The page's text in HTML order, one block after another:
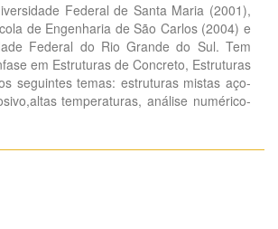
Federal de Santa Maria (2001),
de Engenharia de São Carlos (2004) e
Federal do Rio Grande do Sul. Tem
em Estruturas de Concreto, Estruturas
seguintes temas: estruturas mistas aço-
temperaturas, análise numérico-